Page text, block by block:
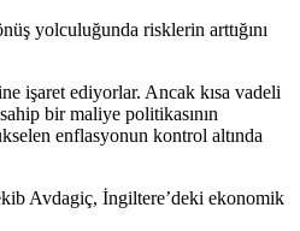
yolculuğunda risklerin arttığını
işaret ediyorlar. Ancak kısa vadeli
bir maliye politikasının
enflasyonun kontrol altında
Avdagiç, İngiltere’deki ekonomik